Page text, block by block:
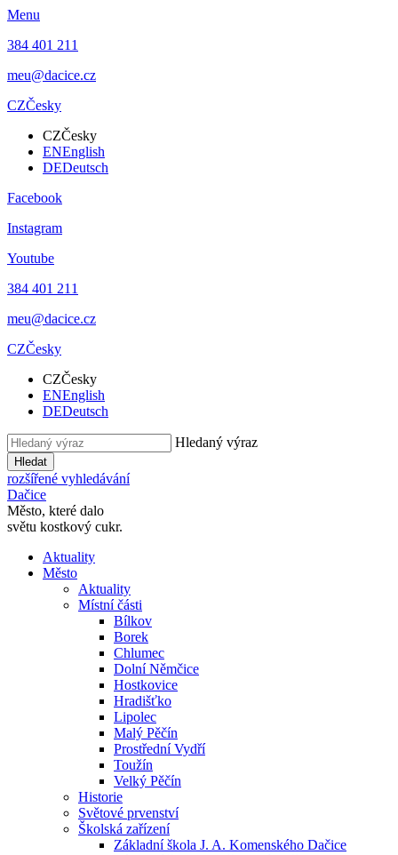
Menu
384 401 211
meu@dacice.cz
CZČesky
CZČesky
ENEnglish
DEDeutsch
Facebook
Instagram
Youtube
384 401 211
meu@dacice.cz
CZČesky
CZČesky
ENEnglish
DEDeutsch
Hledaný výraz
Hledat
rozšířené vyhledávání
Dačice
Město, které dalo
světu kostkový cukr.
Aktuality
Město
Aktuality
Místní části
Bílkov
Borek
Chlumec
Dolní Němčice
Hostkovice
Hradišťko
Lipolec
Malý Pěčín
Prostřední Vydří
Toužín
Velký Pěčín
Historie
Světové prvenství
Školská zařízení
Základní škola J. A. Komenského Dačice